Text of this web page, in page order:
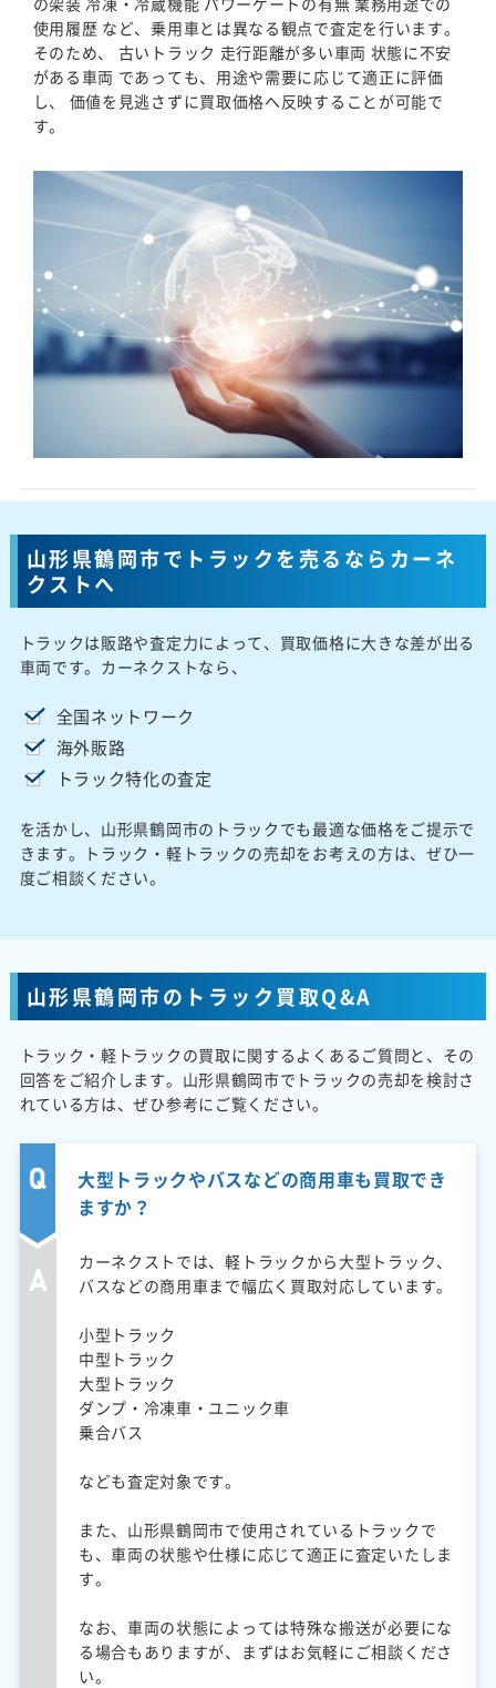
使用履歴 など、乗用車とは異なる観点で査定を行います。
そのため、 古いトラック 走行距離が多い車両 状態に不安
がある車両 であっても、用途や需要に応じて適正に評価
し、 価値を見逃さずに買取価格へ反映することが可能で
す。
山形県鶴岡市でトラックを売るならカーネ
クストへ
トラックは販路や査定力によって、買取価格に大きな差が出る
車両です。カーネクストなら、
全国ネットワーク
海外販路
トラック特化の査定
を活かし、山形県鶴岡市のトラックでも最適な価格をご提示で
きます。トラック・軽トラックの売却をお考えの方は、ぜひ一
度ご相談ください。
山形県鶴岡市のトラック買取Q&A
トラック・軽トラックの買取に関するよくあるご質問と、その
回答をご紹介します。山形県鶴岡市でトラックの売却を検討さ
れている方は、ぜひ参考にご覧ください。
大型トラックやバスなどの商用車も買取でき
ますか？
カーネクストでは、軽トラックから大型トラック、
バスなどの商用車まで幅広く買取対応しています。
小型トラック
中型トラック
大型トラック
ダンプ・冷凍車・ユニック車
乗合バス
なども査定対象です。
また、山形県鶴岡市で使用されているトラックで
も、車両の状態や仕様に応じて適正に査定いたしま
す。
なお、車両の状態によっては特殊な搬送が必要にな
る場合もありますが、まずはお気軽にご相談くださ
い。